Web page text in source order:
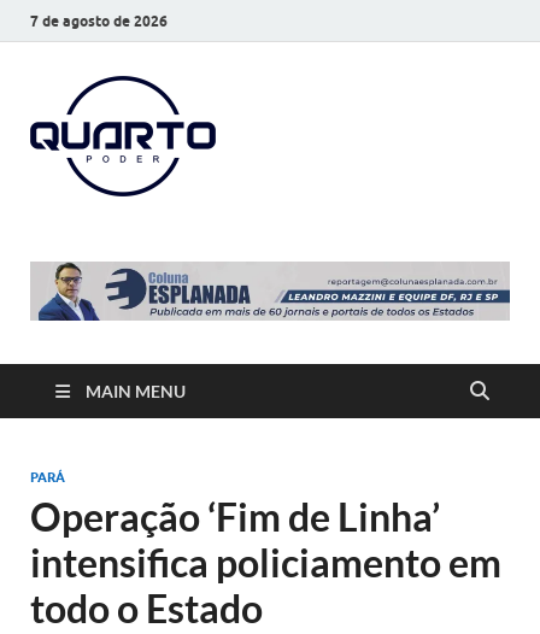
7 de agosto de 2026
MAIN MENU
PARÁ
Operação ‘Fim de Linha’
intensifica policiamento em
todo o Estado